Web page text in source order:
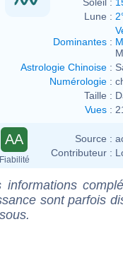
Lune :
Dominantes :
Astrologie Chinoise :
Numérologie :
Taille :
Vues :
AA
Fiabilité
Source :
Contributeur :
informations
sont parfois